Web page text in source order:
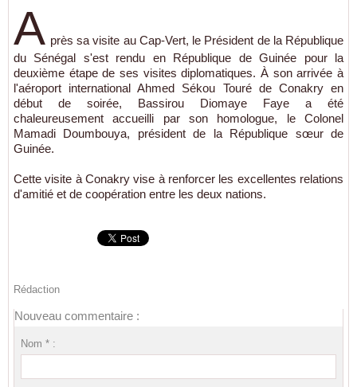
A près sa visite au Cap-Vert, le Président de la République
du Sénégal s'est rendu en République de Guinée pour la
deuxième étape de ses visites diplomatiques. À son arrivée à
l'aéroport international Ahmed Sékou Touré de Conakry en
début de soirée, Bassirou Diomaye Faye a été
chaleureusement accueilli par son homologue, le Colonel
Mamadi Doumbouya, président de la République sœur de
Guinée.
Cette visite à Conakry vise à renforcer les excellentes relations
d'amitié et de coopération entre les deux nations.
Rédaction
Nouveau commentaire :
Nom * :